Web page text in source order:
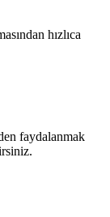
hızlıca
faydalanmak